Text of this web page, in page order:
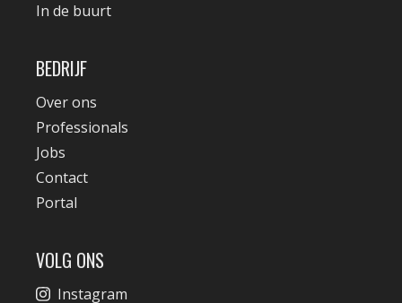
In de buurt
BEDRIJF
Over ons
Professionals
Jobs
Contact
Portal
VOLG ONS
Instagram